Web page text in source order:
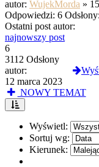
autor: WujekMorda »
Odpowiedzi: 6 Odsłony:
Ostatni post autor:
najnowszy post
6
3112 Odsłony
autor:
12 marca 2023
NOWY TEMAT
Wyświetl:
Sortuj wg:
Kierunek: